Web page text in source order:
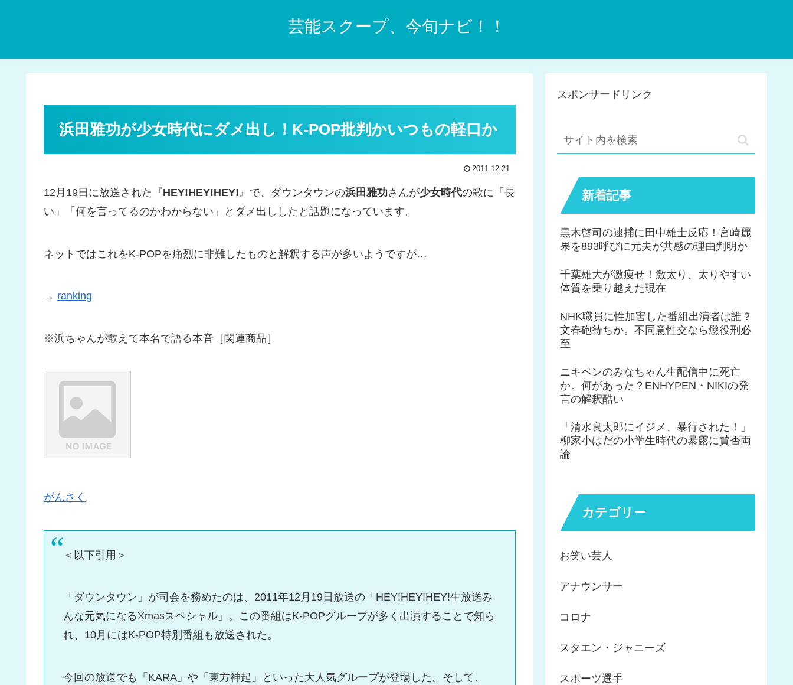
芸能スクープ、今旬ナビ！！
浜田雅功が少女時代にダメ出し！K-POP批判かいつもの軽口か
2011.12.21
12月19日に放送された『HEY!HEY!HEY!』で、ダウンタウンの浜田雅功さんが少女時代の歌に「長
い」「何を言ってるのかわからない」とダメ出ししたと話題になっています。
ネットではこれをK-POPを痛烈に非難したものと解釈する声が多いようですが…
→ ranking
※浜ちゃんが敢えて本名で語る本音［関連商品］
がんさく
＜以下引用＞
「ダウンタウン」が司会を務めたのは、2011年12月19日放送の「HEY!HEY!HEY!生放送み
んな元気になるXmasスペシャル」。この番組はK-POPグループが多く出演することで知ら
れ、10月にはK-POP特別番組も放送された。
今回の放送でも「KARA」や「東方神起」といった大人気グループが登場した。そして、
スポンサードリンク
新着記事
黒木啓司の逮捕に田中雄士反応！宮崎麗
果を893呼びに元夫が共感の理由判明か
千葉雄大が激痩せ！激太り、太りやすい
体質を乗り越えた現在
NHK職員に性加害した番組出演者は誰？
文春砲待ちか。不同意性交なら懲役刑必
至
ニキペンのみなちゃん生配信中に死亡
か。何があった？ENHYPEN・NIKIの発
言の解釈酷い
「清水良太郎にイジメ、暴行された！」
柳家小はだの小学生時代の暴露に賛否両
論
カテゴリー
お笑い芸人
アナウンサー
コロナ
スタエン・ジャニーズ
スポーツ選手